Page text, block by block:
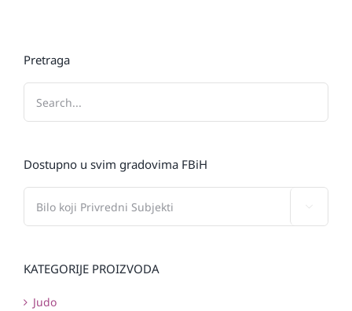
Pretraga
Dostupno u svim gradovima FBiH
KATEGORIJE PROIZVODA
Judo